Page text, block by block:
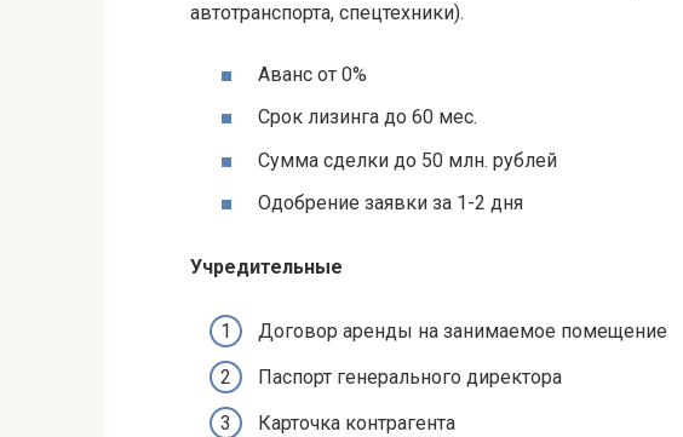
автотранспорта, спецтехники).
Аванс от 0%
Срок лизинга до 60 мес.
Сумма сделки до 50 млн. рублей
Одобрение заявки за 1-2 дня
Учредительные
Договор аренды на занимаемое помещение
Паспорт генерального директора
Карточка контрагента